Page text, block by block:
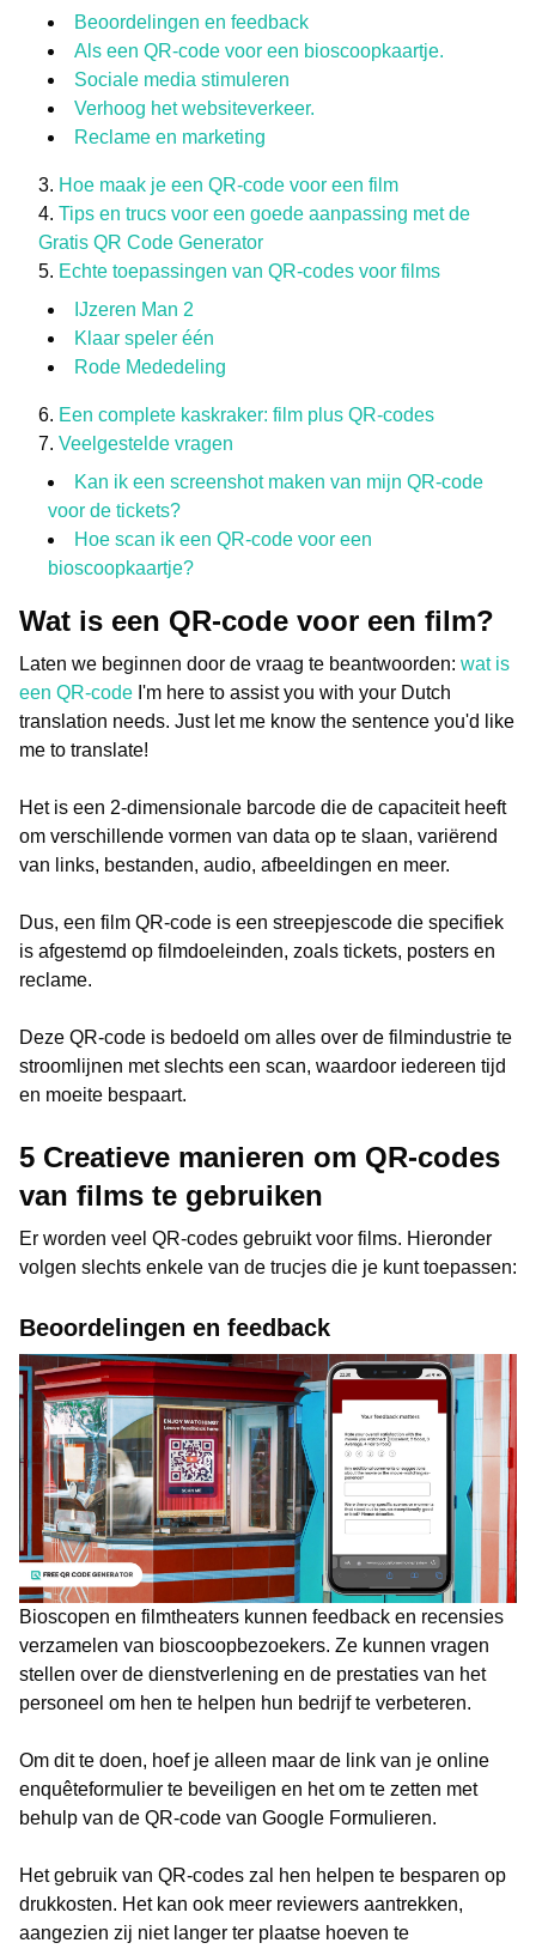
Beoordelingen en feedback
Als een QR-code voor een bioscoopkaartje.
Sociale media stimuleren
Verhoog het websiteverkeer.
Reclame en marketing
Hoe maak je een QR-code voor een film
Tips en trucs voor een goede aanpassing met de
Gratis QR Code Generator
Echte toepassingen van QR-codes voor films
IJzeren Man 2
Klaar speler één
Rode Mededeling
Een complete kaskraker: film plus QR-codes
Veelgestelde vragen
Kan ik een screenshot maken van mijn QR-code
voor de tickets?
Hoe scan ik een QR-code voor een
bioscoopkaartje?
Wat is een QR-code voor een film?
Laten we beginnen door de vraag te beantwoorden: wat is
een QR-code I'm here to assist you with your Dutch
translation needs. Just let me know the sentence you'd like
me to translate!
Het is een 2-dimensionale barcode die de capaciteit heeft
om verschillende vormen van data op te slaan, variërend
van links, bestanden, audio, afbeeldingen en meer.
Dus, een film QR-code is een streepjescode die specifiek
is afgestemd op filmdoeleinden, zoals tickets, posters en
reclame.
Deze QR-code is bedoeld om alles over de filmindustrie te
stroomlijnen met slechts een scan, waardoor iedereen tijd
en moeite bespaart.
5 Creatieve manieren om QR-codes
van films te gebruiken
Er worden veel QR-codes gebruikt voor films. Hieronder
volgen slechts enkele van de trucjes die je kunt toepassen:
Beoordelingen en feedback
Bioscopen en filmtheaters kunnen feedback en recensies
verzamelen van bioscoopbezoekers. Ze kunnen vragen
stellen over de dienstverlening en de prestaties van het
personeel om hen te helpen hun bedrijf te verbeteren.
Om dit te doen, hoef je alleen maar de link van je online
enquêteformulier te beveiligen en het om te zetten met
behulp van de QR-code van Google Formulieren.
Het gebruik van QR-codes zal hen helpen te besparen op
drukkosten. Het kan ook meer reviewers aantrekken,
aangezien zij niet langer ter plaatse hoeven te